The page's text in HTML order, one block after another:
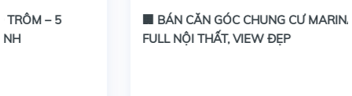
🏢 BÁN CĂN GÓC CHUNG CƯ MARINA TẦNG 17 –
FULL NỘI THẤT, VIEW ĐẸP